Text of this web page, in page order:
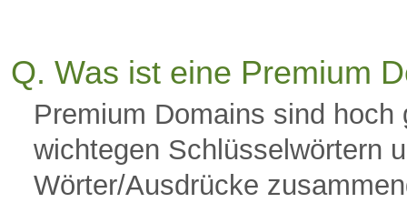
Q. Was ist eine Premium
Premium Domains sind
wichtegen Schlüsselwörtern
Wörter/Ausdrücke